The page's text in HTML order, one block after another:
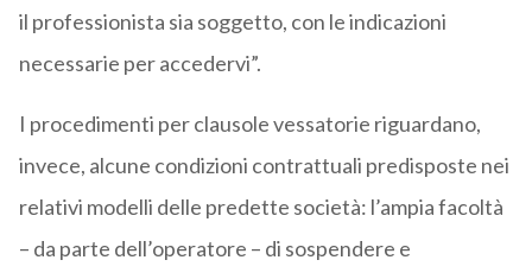
il professionista sia soggetto, con le indicazioni
necessarie per accedervi”.
I procedimenti per clausole vessatorie riguardano,
invece, alcune condizioni contrattuali predisposte nei
relativi modelli delle predette società: l’ampia facoltà
– da parte dell’operatore – di sospendere e